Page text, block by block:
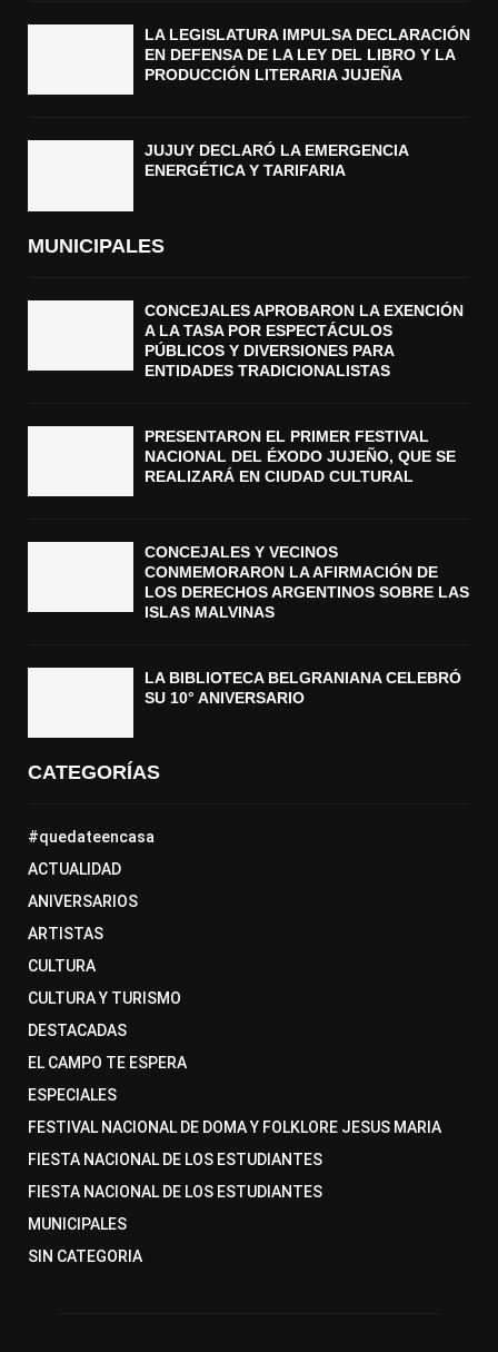
LA LEGISLATURA IMPULSA DECLARACIÓN
EN DEFENSA DE LA LEY DEL LIBRO Y LA
PRODUCCIÓN LITERARIA JUJEÑA
JUJUY DECLARÓ LA EMERGENCIA
ENERGÉTICA Y TARIFARIA
MUNICIPALES
CONCEJALES APROBARON LA EXENCIÓN
A LA TASA POR ESPECTÁCULOS
PÚBLICOS Y DIVERSIONES PARA
ENTIDADES TRADICIONALISTAS
PRESENTARON EL PRIMER FESTIVAL
NACIONAL DEL ÉXODO JUJEÑO, QUE SE
REALIZARÁ EN CIUDAD CULTURAL
CONCEJALES Y VECINOS
CONMEMORARON LA AFIRMACIÓN DE
LOS DERECHOS ARGENTINOS SOBRE LAS
ISLAS MALVINAS
LA BIBLIOTECA BELGRANIANA CELEBRÓ
SU 10° ANIVERSARIO
CATEGORÍAS
#quedateencasa
ACTUALIDAD
ANIVERSARIOS
ARTISTAS
CULTURA
CULTURA Y TURISMO
DESTACADAS
EL CAMPO TE ESPERA
ESPECIALES
FESTIVAL NACIONAL DE DOMA Y FOLKLORE JESUS MARIA
FIESTA NACIONAL DE LOS ESTUDIANTES
FIESTA NACIONAL DE LOS ESTUDIANTES
MUNICIPALES
SIN CATEGORIA